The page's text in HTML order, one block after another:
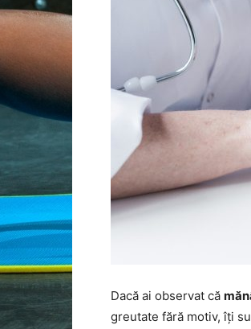
Dacă ai observat că
greutate fără motiv, îți